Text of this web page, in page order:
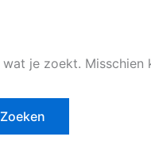
je zoekt. Misschien